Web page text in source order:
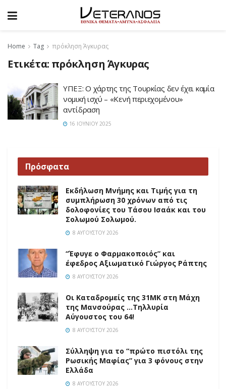
Home Tag πρόκληση Άγκυρας
Ετικέτα: πρόκληση Άγκυρας
ΥΠΕΞ: Ο χάρτης της Τουρκίας δεν έχει καμία
νομική ισχύ – «Κενή περιεχομένου»
αντίδραση
16 ΙΟΥΝΊΟΥ 2025
Πρόσφατα
Εκδήλωση Μνήμης και Τιμής για τη
συμπλήρωση 30 χρόνων από τις
δολοφονίες του Τάσου Ισαάκ και του
Σολωμού Σολωμού.
8 ΑΥΓΟΎΣΤΟΥ 2026
“Έφυγε ο Φαρμακοποιός” και
έφεδρος Αξιωματικό Γιώργος Ράπτης
8 ΑΥΓΟΎΣΤΟΥ 2026
Οι Καταδρομείς της 31ΜΚ στη Mάχη
της Μανσούρας …Τηλλυρία
Αύγουστος του 64!
8 ΑΥΓΟΎΣΤΟΥ 2026
Σύλληψη για το “πρώτο πιστόλι της
Ρωσικής Μαφίας” για 3 φόνους στην
Ελλάδα
8 ΑΥΓΟΎΣΤΟΥ 2026